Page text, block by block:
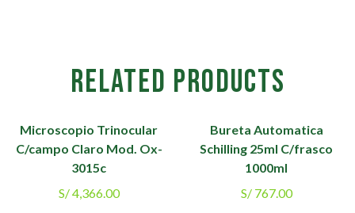
RELATED PRODUCTS
Microscopio Trinocular
C/campo Claro Mod. Ox-
3015c
S/4,366.00
Bureta Automatica
Schilling 25ml C/frasco
1000ml
S/767.00